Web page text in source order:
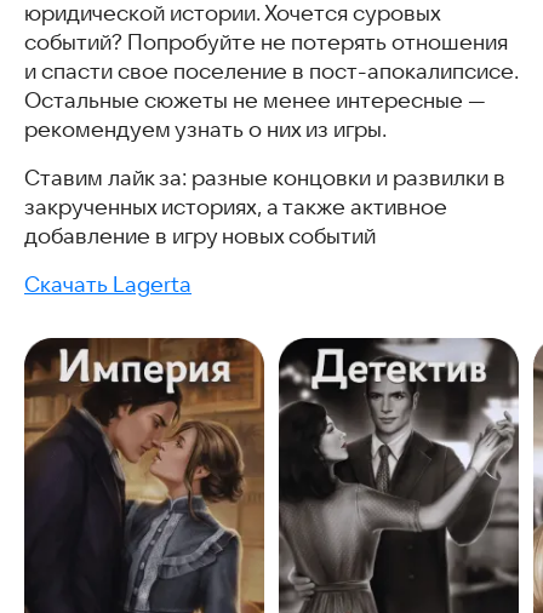
юридической истории. Хочется суровых
событий? Попробуйте не потерять отношения
и спасти свое поселение в пост-апокалипсисе.
Остальные сюжеты не менее интересные —
рекомендуем узнать о них из игры.
Ставим лайк за: разные концовки и развилки в
закрученных историях, а также активное
добавление в игру новых событий
Скачать Lagerta